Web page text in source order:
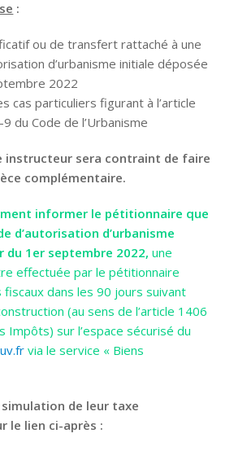
:
ou de transfert rattaché à une
d’urbanisme initiale déposée
2022
cas particuliers figurant à l’article
du Code de l’Urbanisme
instructeur sera contraint de faire
complémentaire.
informer le pétitionnaire que
d’autorisation d’urbanisme
du 1er septembre 2022,une
effectuée par le pétitionnaire
dans les 90 jours suivant
(au sens de l’article 1406
Impôts) sur l’espace sécurisé du
via le service « Biens
de leur taxe
le lien ci-après :